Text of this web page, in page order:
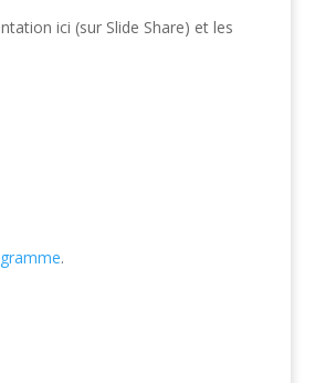
ici (sur Slide Share) et les
.